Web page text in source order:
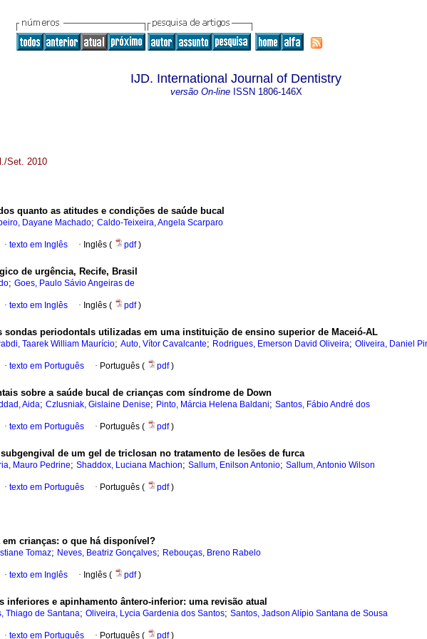
IJD. International Journal of Dentistry
versão On-lineISSN 1806-146X
Set. 2010
quanto as atitudes e condições de saúde bucal
Dayane Machado; Caldo-Teixeira, Angela Scarparo
· texto em Inglês · Inglês ( pdf)
de urgência, Recife, Brasil
; Goes, Paulo Sávio Angeiras de
· texto em Inglês · Inglês ( pdf)
sondas periodontals utilizadas em uma instituição de ensino superior de Maceió-AL
Taarek William Maurício; Auto, Vítor Cavalcante; Rodrigues, Emerson David Oliveira; Oliveira, Daniel
· texto em Português · Português ( pdf)
sobre a saúde bucal de crianças com síndrome de Down
Aida; Czlusniak, Gislaine Denise; Pinto, Márcia Helena Baldani; Santos, Fábio André dos
· texto em Português · Português ( pdf)
de um gel de triclosan no tratamento de lesões de furca
Mauro Pedrine; Shaddox, Luciana Machion; Sallum, Enilson Antonio; Sallum, Antonio Wilson
· texto em Português · Português ( pdf)
crianças: o que há disponível?
Tomaz; Neves, Beatriz Gonçalves; Rebouças, Breno Rabelo
· texto em Inglês · Inglês ( pdf)
inferiores e apinhamento ântero-inferior: uma revisão atual
Thiago de Santana; Oliveira, Lycia Gardenia dos Santos; Santos, Jadson Alípio Santana de Sousa
· texto em Português · Português ( pdf)